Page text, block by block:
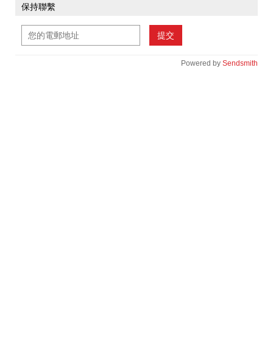
保持聯繫
提交
Powered by Sendsmith